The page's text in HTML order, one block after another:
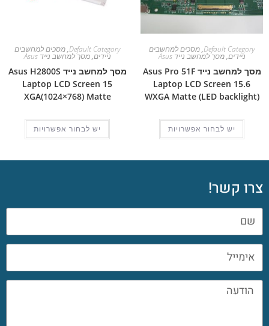
Default Category
,מסכים למחשבים
ניידים,מסך למחשב נייד Asus
מסך למחשב נייד Asus Pro 51F
Laptop LCD Screen 15.6
WXGA Matte (LED backlight)
יש לבחור אפשרויות
Default Category
,מסכים למחשבים
ניידים,מסך למחשב נייד Asus
מסך למחשב נייד Asus H2800S
Laptop LCD Screen 15
XGA(1024×768) Matte
יש לבחור אפשרויות
צרו קשר!